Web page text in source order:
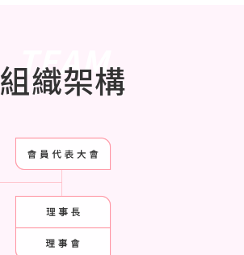
組織架構
TEAM